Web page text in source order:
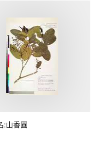
:山香圓